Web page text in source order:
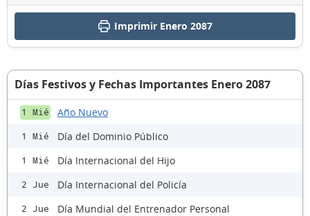
Imprimir Enero 2087
Días Festivos y Fechas Importantes Enero 2087
1 Mié Año Nuevo
1 Mié Día del Dominio Público
1 Mié Día Internacional del Hijo
2 Jue Día Internacional del Policía
2 Jue Día Mundial del Entrenador Personal